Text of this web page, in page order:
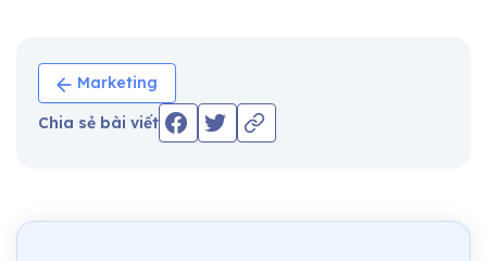
Marketing
Chia sẻ bài viết